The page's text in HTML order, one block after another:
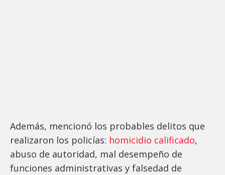
Además, mencionó los probables delitos que
realizaron los policías: homicidio calificado,
abuso de autoridad, mal desempeño de
funciones administrativas y falsedad de